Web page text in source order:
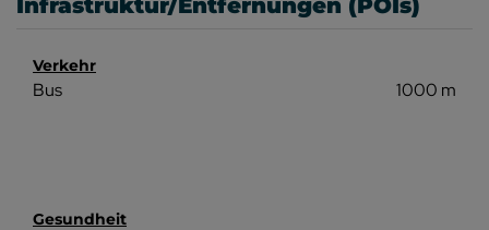
Infrastruktur/Entfernungen (POIs)
Verkehr
Bus 1000 m
Gesundheit